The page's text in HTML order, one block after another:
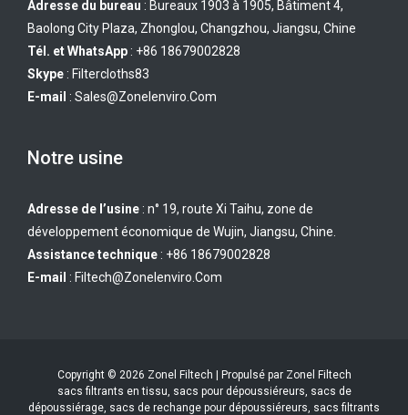
Adresse du bureau : Bureaux 1903 à 1905, Bâtiment 4,
Baolong City Plaza, Zhonglou, Changzhou, Jiangsu, Chine
Tél. et WhatsApp : +86 18679002828
Skype : Filtercloths83
E-mail : Sales@zonelenviro.com
Notre usine
Adresse de l’usine : n° 19, route Xi Taihu, zone de
développement économique de Wujin, Jiangsu, Chine.
Assistance technique : +86 18679002828
E-mail : Filtech@zonelenviro.com
Copyright © 2026 Zonel Filtech | Propulsé par Zonel Filtech
sacs filtrants en tissu, sacs pour dépoussiéreurs, sacs de
dépoussiérage, sacs de rechange pour dépoussiéreurs, sacs filtrants